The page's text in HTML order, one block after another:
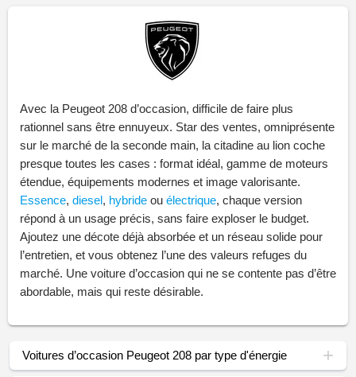
Avec la Peugeot 208 d’occasion, difficile de faire plus
rationnel sans être ennuyeux. Star des ventes, omniprésente
sur le marché de la seconde main, la citadine au lion coche
presque toutes les cases : format idéal, gamme de moteurs
étendue, équipements modernes et image valorisante.
Essence, diesel, hybride ou électrique, chaque version
répond à un usage précis, sans faire exploser le budget.
Ajoutez une décote déjà absorbée et un réseau solide pour
l’entretien, et vous obtenez l’une des valeurs refuges du
marché. Une voiture d’occasion qui ne se contente pas d’être
abordable, mais qui reste désirable.
Voitures d’occasion Peugeot 208 par type d'énergie